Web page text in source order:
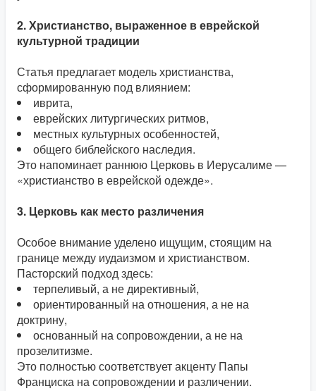
2. Христианство, выраженное в еврейской
культурной традиции
Статья предлагает модель христианства,
сформированную под влиянием:
иврита,
еврейских литургических ритмов,
местных культурных особенностей,
общего библейского наследия.
Это напоминает раннюю Церковь в Иерусалиме —
«христианство в еврейской одежде».
3. Церковь как место различения
Особое внимание уделено ищущим, стоящим на
границе между иудаизмом и христианством.
Пасторский подход здесь:
терпеливый, а не директивный,
ориентированный на отношения, а не на
доктрину,
основанный на сопровождении, а не на
прозелитизме.
Это полностью соответствует акценту Папы
Франциска на сопровождении и различении.